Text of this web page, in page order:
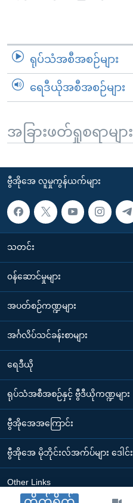
ရုပ်သံအစီအစဉ်များ
ရေဒီယိုအစီအစဉ်များ
အခြားဖတ်ရှုစရာများ
ဗွီအိုအေ လူမှုကွန်ယက်များ
သတင်း
၀န်ဆောင်မှုများ
အပတ်စဉ်ကဏ္ဍများ
အင်္ဂလိပ်သင်ခန်းစာများ
ရေဒီယို
ရုပ်သံအစီအစဉ်နှင့် ဗွီဒီယိုကဏ္ဍများ
ဗွီအိုအေအကြောင်း
ဗွီအိုအေ မိုဘိုင်းလ်အက်ပ်များ ဒေါ
Other Links